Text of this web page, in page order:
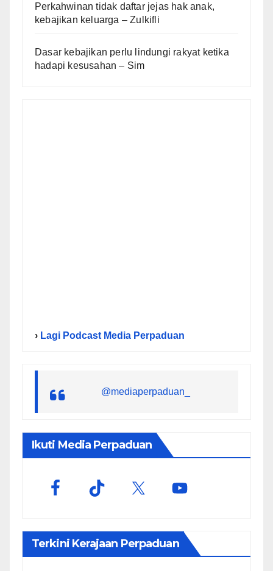
Perkahwinan tidak daftar jejas hak anak,
kebajikan keluarga – Zulkifli
Dasar kebajikan perlu lindungi rakyat ketika
hadapi kesusahan – Sim
› Lagi Podcast Media Perpaduan
@mediaperpaduan_
Ikuti Media Perpaduan
Terkini Kerajaan Perpaduan